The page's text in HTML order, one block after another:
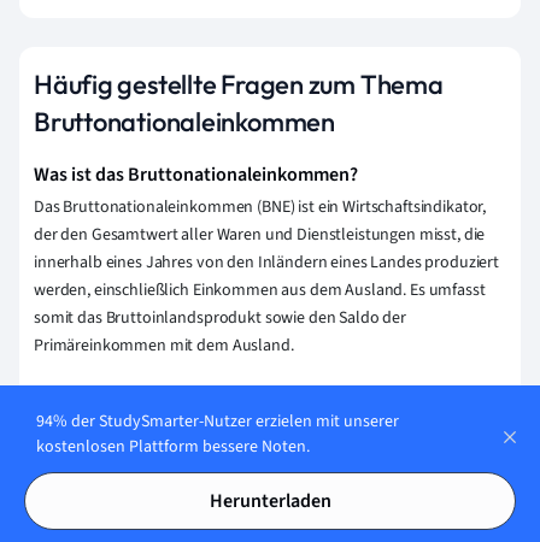
Häufig gestellte Fragen zum Thema
Bruttonationaleinkommen
Was ist das Bruttonationaleinkommen?
Das Bruttonationaleinkommen (BNE) ist ein Wirtschaftsindikator,
der den Gesamtwert aller Waren und Dienstleistungen misst, die
innerhalb eines Jahres von den Inländern eines Landes produziert
werden, einschließlich Einkommen aus dem Ausland. Es umfasst
somit das Bruttoinlandsprodukt sowie den Saldo der
Primäreinkommen mit dem Ausland.
Wann entspricht das Bruttonationaleinkommen dem
Volkseinkommen?
Das Bruttonationaleinkommen entspricht dem Volkseinkommen,
wenn die Nettoauslandsinvestitionen (Differenz zwischen dem, was
Inländer im Ausland verdienen, und dem, was Ausländer im Inland
94% der StudySmarter-Nutzer erzielen mit unserer
kostenlosen Plattform bessere Noten.
Herunterladen